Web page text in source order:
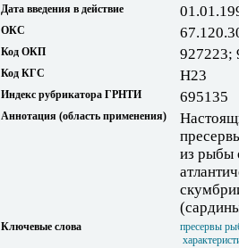
Дата введения в действие
ОКС
Код ОКП 927223;
Код КГС Н23
Индекс рубрикатора ГРНТИ 695135
Аннотация (область применения)
из рыбы
Ключевые слова
пресервы